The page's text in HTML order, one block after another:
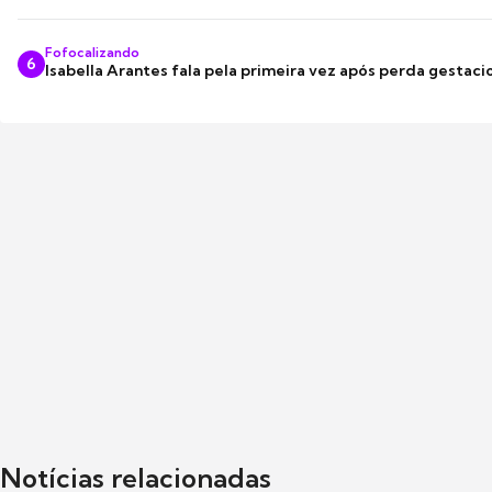
6
Fofocalizando
Isabella Arantes fala pela primeira vez após perda
Notícias relacionadas